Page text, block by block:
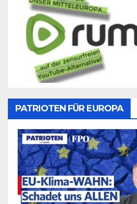
PATRIOTEN FÜR EUROPA